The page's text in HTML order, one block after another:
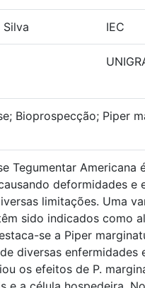
IEC
Bioprospecção; Piper
Tegumentar
deformidades
limitações. Uma
sido indicados como
se a Piper
diversas
os efeitos de P.